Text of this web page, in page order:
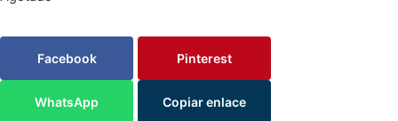
Facebook Pinterest
WhatsApp Copiar enlace